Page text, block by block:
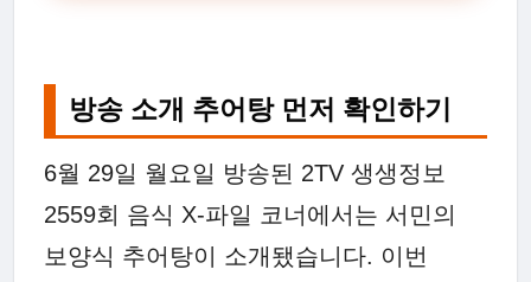
방송 소개 추어탕 먼저 확인하기
6월 29일 월요일 방송된 2TV 생생정보
2559회 음식 X-파일 코너에서는 서민의
보양식 추어탕이 소개됐습니다. 이번